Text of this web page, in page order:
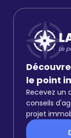
le point
Recevez un
conseils
projet